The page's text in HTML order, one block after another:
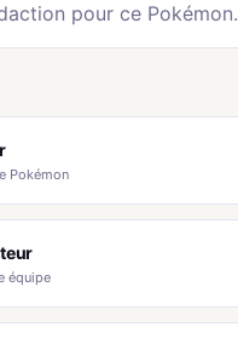
pour ce Pokémon.
Pokémon
équipe